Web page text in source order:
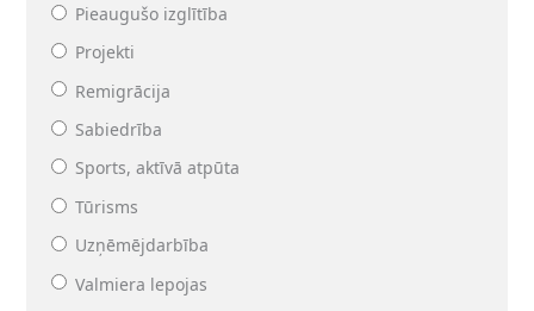
Pieaugušo izglītība
Projekti
Remigrācija
Sabiedrība
Sports, aktīvā atpūta
Tūrisms
Uzņēmējdarbība
Valmiera lepojas